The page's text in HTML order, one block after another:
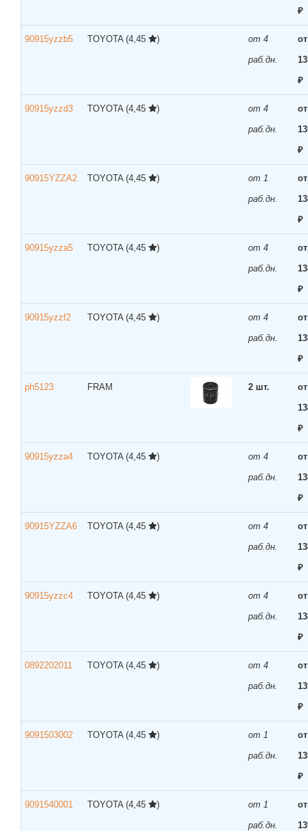
₽
90915yzzb5 TOYOTA (4,45 )
от 4
раб.дн.
от
₽
90915yzzd3 TOYOTA (4,45 )
от 4
раб.дн.
от
₽
90915YZZA2 TOYOTA (4,45 )
от 1
раб.дн.
от
₽
90915yzza5 TOYOTA (4,45 )
от 4
раб.дн.
от
₽
90915yzzf2 TOYOTA (4,45 )
от 4
раб.дн.
от
₽
ph5123 FRAM 2 шт.
от
₽
90915yzza4 TOYOTA (4,45 )
от 4
раб.дн.
от
₽
90915YZZA6 TOYOTA (4,45 )
от 4
раб.дн.
от
₽
90915yzzc4 TOYOTA (4,45 )
от 4
раб.дн.
от
₽
0892202011 TOYOTA (4,45 )
от 4
раб.дн.
от
₽
9091503002 TOYOTA (4,45 )
от 1
раб.дн.
от
₽
9091540001 TOYOTA (4,45 )
от 1
раб.дн.
от